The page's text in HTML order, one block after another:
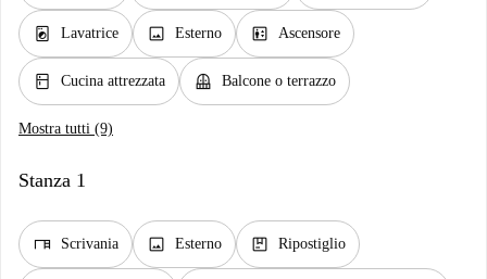
local_laundry_service Lavatrice image Esterno elevator Ascensore
kitchen Cucina attrezzata balcony Balcone o terrazzo
Mostra tutti (9)
Stanza 1
desk Scrivania image Esterno package Ripostiglio